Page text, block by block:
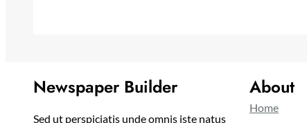
Newspaper Builder
Sed ut perspiciatis unde omnis iste natus
About
Home